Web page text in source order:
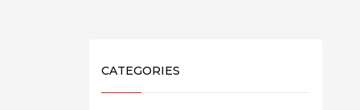
CATEGORIES